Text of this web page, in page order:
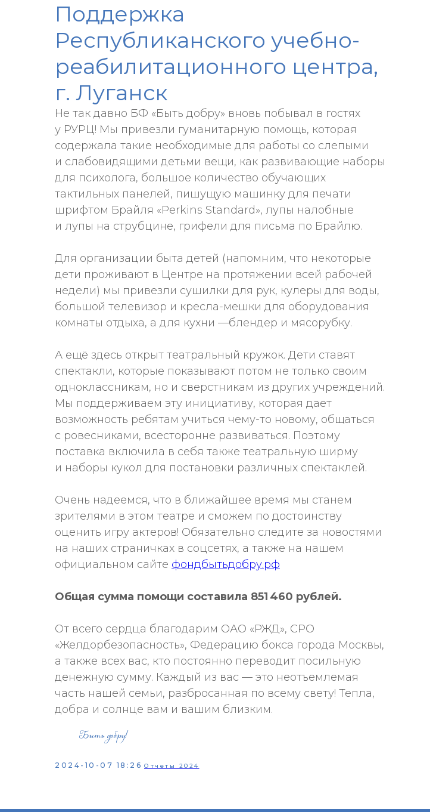
Поддержка
Республиканского учебно-
реабилитационного центра,
г. Луганск
Не так давно БФ «Быть добру» вновь побывал в гостях
у РУРЦ! Мы привезли гуманитарную помощь, которая
содержала такие необходимые для работы со слепыми
и слабовидящими детьми вещи, как развивающие наборы
для психолога, большое количество обучающих
тактильных панелей, пишущую машинку для печати
шрифтом Брайля «Perkins Standard», лупы налобные
и лупы на струбцине, грифели для письма по Брайлю.
Для организации быта детей (напомним, что некоторые
дети проживают в Центре на протяжении всей рабочей
недели) мы привезли сушилки для рук, кулеры для воды,
большой телевизор и кресла-мешки для оборудования
комнаты отдыха, а для кухни —блендер и мясорубку.
А ещё здесь открыт театральный кружок. Дети ставят
спектакли, которые показывают потом не только своим
одноклассникам, но и сверстникам из других учреждений.
Мы поддерживаем эту инициативу, которая дает
возможность ребятам учиться чему-то новому, общаться
с ровесниками, всесторонне развиваться. Поэтому
поставка включила в себя также театральную ширму
и наборы кукол для постановки различных спектаклей.
Очень надеемся, что в ближайшее время мы станем
зрителями в этом театре и сможем по достоинству
оценить игру актеров! Обязательно следите за новостями
на наших страничках в соцсетях, а также на нашем
официальном сайте фондбытьдобру.рф
Общая сумма помощи составила 851 460 рублей.
От всего сердца благодарим ОАО «РЖД», СРО
«Желдорбезопасность», Федерацию бокса города Москвы,
а также всех вас, кто постоянно переводит посильную
денежную сумму. Каждый из вас — это неотъемлемая
часть нашей семьи, разбросанная по всему свету! Тепла,
добра и солнце вам и вашим близким.
2024-10-07 18:26 Отчеты 2024